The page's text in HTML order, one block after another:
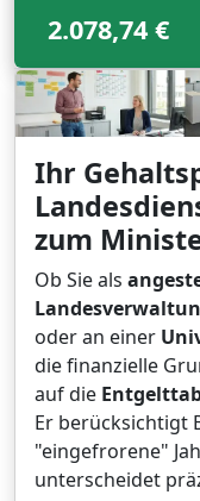
2.078,74 €
Ihr
zum
Ob Sie als
oder an einer
die finanzielle
auf die
Er berücksichtigt
"eingefrorene"
unterscheidet